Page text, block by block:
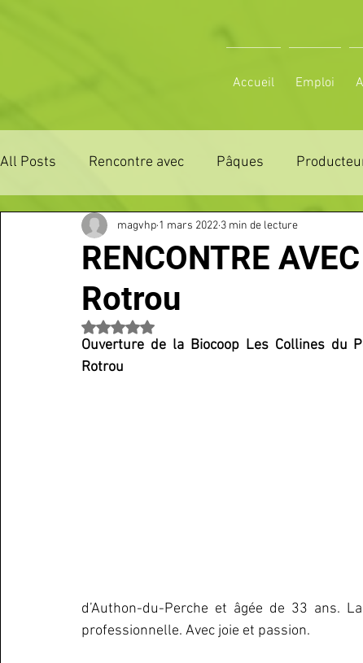
Accueil Emploi
All Posts Rencontre avec Pâques
ZONE DE DISTRIBUTION 28 ZONE DE
3 JOURS LA FERTE COMICE AGRICOLE
Maison
RENCONTRE
Rotrou
magvhp 1 mars 2022 3 min de lecture
Noté NaN étoiles sur 5.
Ouverture de la Biocoop Les Collines du
Rotrou
d’Authon-du-Perche et âgée de 33 ans.
professionnelle. Avec joie et passion.